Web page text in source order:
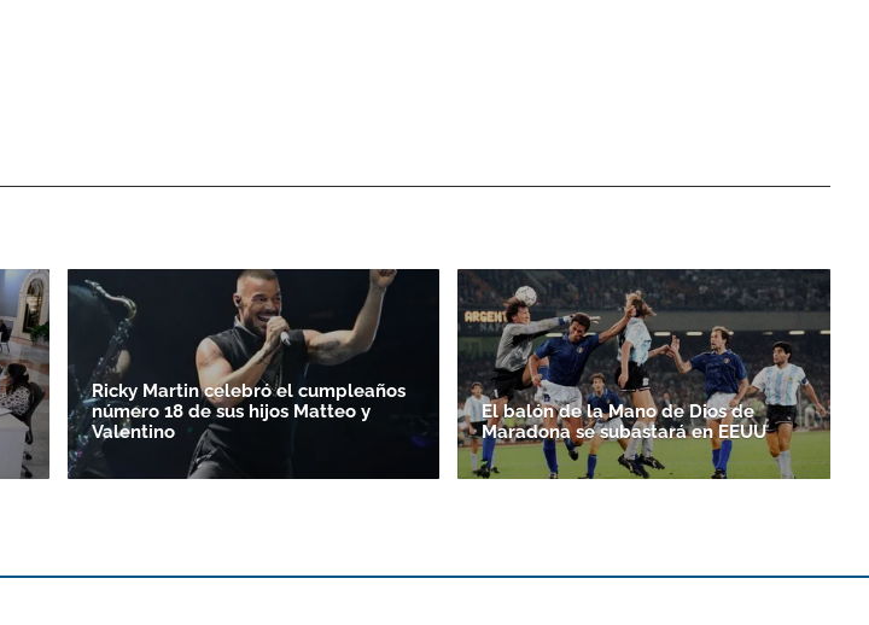
Ricky Martin celebró el cumpleaños
número 18 de sus hijos Matteo y
Valentino
El balón de la Mano de Dios de
Maradona se subastará en EEUU